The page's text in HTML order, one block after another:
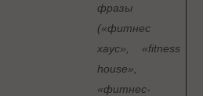
фразы
(«фитнес
хаус», «fitness
house»,
«фитнес-